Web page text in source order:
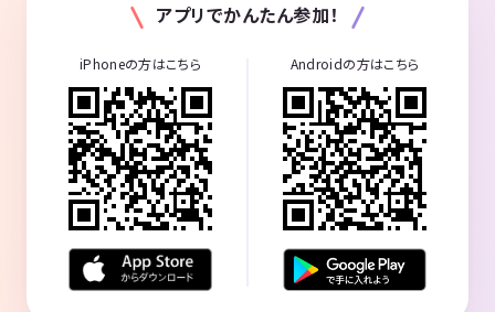
アプリでかんたん参加！
iPhoneの方はこちら Androidの方はこちら